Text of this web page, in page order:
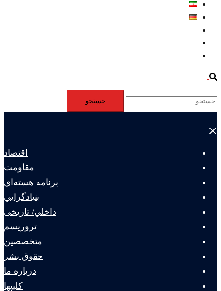
Search
جستجو
برای:
Close
اقتصاد
مقاومت
برنامه هسته‌اي
بنيادگرايي
داخلي/ تاریخی
تروريسم
متخصصين
حقوق بشر
درباره ما
كليپها